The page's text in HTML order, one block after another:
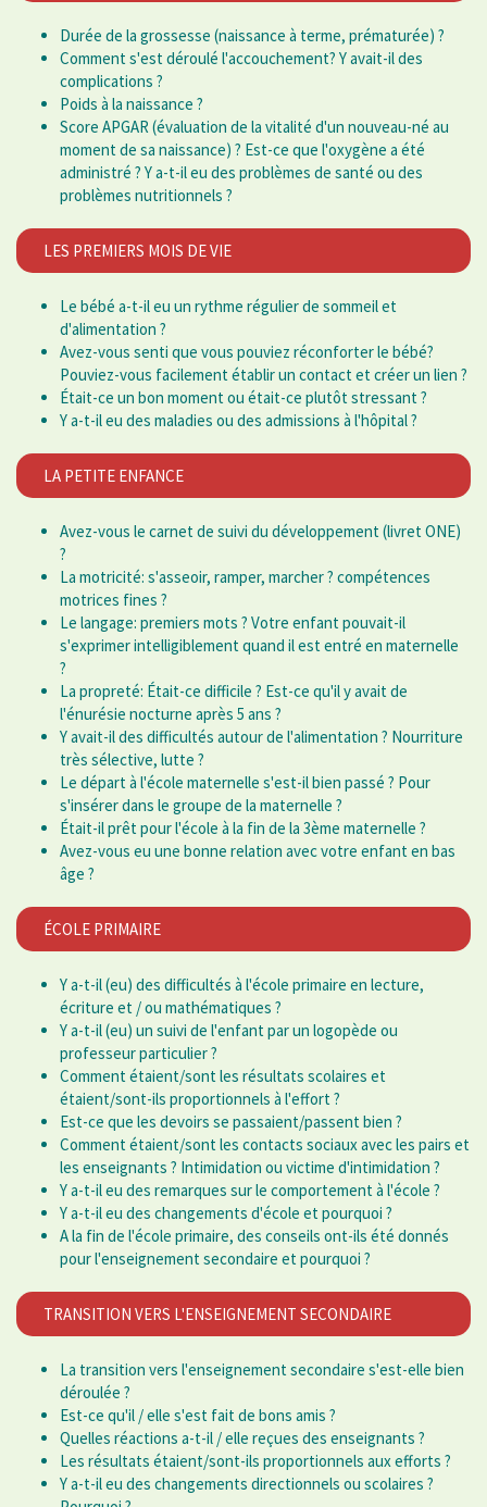
Durée de la grossesse (naissance à terme, prématurée) ?
Comment s'est déroulé l'accouchement? Y avait-il des
complications ?
Poids à la naissance ?
Score APGAR (évaluation de la vitalité d'un nouveau-né au
moment de sa naissance) ? Est-ce que l'oxygène a été
administré ? Y a-t-il eu des problèmes de santé ou des
problèmes nutritionnels ?
LES PREMIERS MOIS DE VIE
Le bébé a-t-il eu un rythme régulier de sommeil et
d'alimentation ?
Avez-vous senti que vous pouviez réconforter le bébé?
Pouviez-vous facilement établir un contact et créer un lien ?
Était-ce un bon moment ou était-ce plutôt stressant ?
Y a-t-il eu des maladies ou des admissions à l'hôpital ?
LA PETITE ENFANCE
Avez-vous le carnet de suivi du développement (livret ONE)
?
La motricité: s'asseoir, ramper, marcher ? compétences
motrices fines ?
Le langage: premiers mots ? Votre enfant pouvait-il
s'exprimer intelligiblement quand il est entré en maternelle
?
La propreté: Était-ce difficile ? Est-ce qu'il y avait de
l'énurésie nocturne après 5 ans ?
Y avait-il des difficultés autour de l'alimentation ? Nourriture
très sélective, lutte ?
Le départ à l'école maternelle s'est-il bien passé ? Pour
s'insérer dans le groupe de la maternelle ?
Était-il prêt pour l'école à la fin de la 3ème maternelle ?
Avez-vous eu une bonne relation avec votre enfant en bas
âge ?
ÉCOLE PRIMAIRE
Y a-t-il (eu) des difficultés à l'école primaire en lecture,
écriture et / ou mathématiques ?
Y a-t-il (eu) un suivi de l'enfant par un logopède ou
professeur particulier ?
Comment étaient/sont les résultats scolaires et
étaient/sont-ils proportionnels à l'effort ?
Est-ce que les devoirs se passaient/passent bien ?
Comment étaient/sont les contacts sociaux avec les pairs et
les enseignants ? Intimidation ou victime d'intimidation ?
Y a-t-il eu des remarques sur le comportement à l'école ?
Y a-t-il eu des changements d'école et pourquoi ?
A la fin de l'école primaire, des conseils ont-ils été donnés
pour l'enseignement secondaire et pourquoi ?
TRANSITION VERS L'ENSEIGNEMENT SECONDAIRE
La transition vers l'enseignement secondaire s'est-elle bien
déroulée ?
Est-ce qu'il / elle s'est fait de bons amis ?
Quelles réactions a-t-il / elle reçues des enseignants ?
Les résultats étaient/sont-ils proportionnels aux efforts ?
Y a-t-il eu des changements directionnels ou scolaires ?